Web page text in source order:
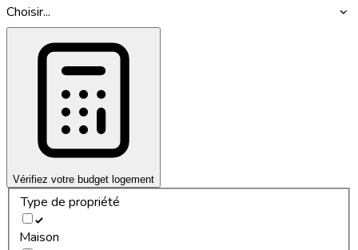
Choisir...
Vérifiez votre budget logement
Type de propriété
Maison